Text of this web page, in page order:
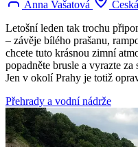
Anna Vašatová
Letošní leden tak trochu
– závěje bílého prašanu,
chcete tuto krásnou zimní
popadněte brusle a vyrazte
Jen v okolí Prahy je totiž
Přehrady a vodní nádrže